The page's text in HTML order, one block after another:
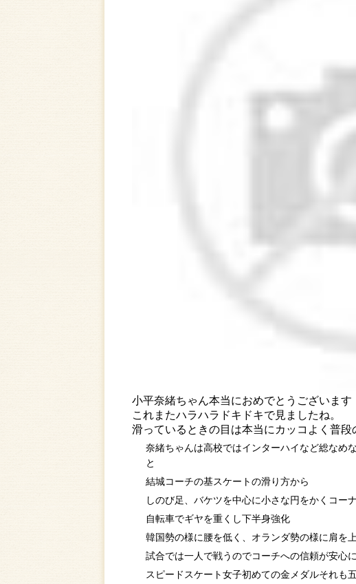
小平奈緒ちゃん本当におめでとうございます
これまたハラハラドキドキで見ましたね。
滑っているときの目は本当にカッコよく普段
奈緒ちゃんは高校ではインターハイなど総なめ
と
結城コーチの基スケートの滑り方から
しのび足、バケツを中心に小さな円をかくコー
自転車でギヤを重くし下半身強化
韓国勢の様に腰を低く、オランダ勢の様に肩を
試合では一人で戦うのでコーチへの信頼が安心
スピードスケート女子初めての金メダルそれも